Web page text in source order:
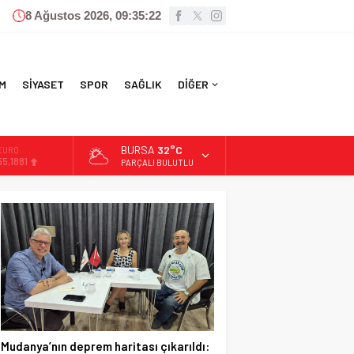
8 Ağustos 2026, 09:35:24
SİYASET SPOR SAĞLIK DİĞER
13.779,39
DOLAR
47,7111
EURO
55,1881
BURSA 32°C
PARÇALI BULUTLU
Mudanya’nın deprem haritası çıkarıldı: